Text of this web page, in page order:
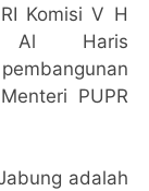
Komisi V H
Al Haris
PUPR
adalah